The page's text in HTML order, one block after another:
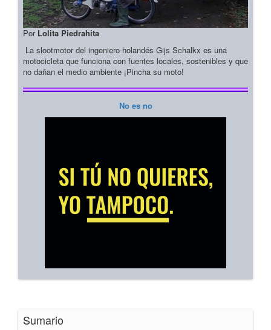
Por Lolita Piedrahita
La slootmotor del ingeniero holandés Gijs Schalkx es una
motocicleta que funciona con fuentes locales, sostenibles y que
no dañan el medio ambiente ¡Pincha su moto!
No es no
Sumario